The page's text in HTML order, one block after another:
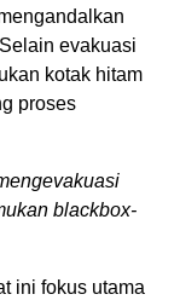
evakuasi
kotak hitam
proses
blackbox-
ini fokus utama